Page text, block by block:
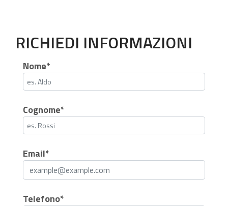
RICHIEDI INFORMAZIONI
Nome*
Cognome*
Email*
Telefono*